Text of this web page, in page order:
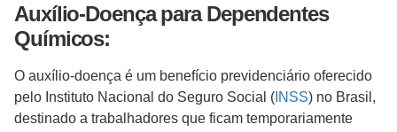
Auxílio-Doença para Dependentes
Químicos:
O auxílio-doença é um benefício previdenciário oferecido
pelo Instituto Nacional do Seguro Social ( INSS) no Brasil,
destinado a trabalhadores que ficam temporariamente